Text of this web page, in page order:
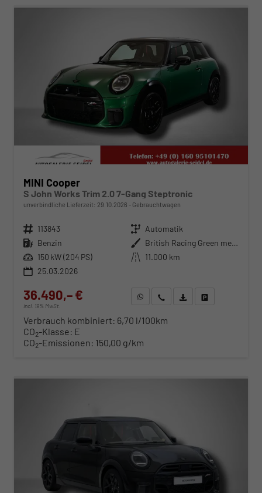
MINI Cooper
S John Works Trim 2.0 7-Gang Steptronic
unverbindliche Lieferzeit: 29.10.2026 Gebrauchtwagen
Fahrzeugnr. 113843 Getriebe Automatik
Kraftstoff Benzin Außenfarbe
British Racing Green metallic
Leistung 150 kW (204 PS) Kilometerstand 11.000 km
25.03.2026
36.490,– €
incl. 19% MwSt.
WhatsApp anfragen
Wir rufen Sie anFahrzeugexposé (PDF)
Verbrauch kombiniert: 6,70 l/100km
CO2-Klasse: E
CO2-Emissionen: 150,00 g/km